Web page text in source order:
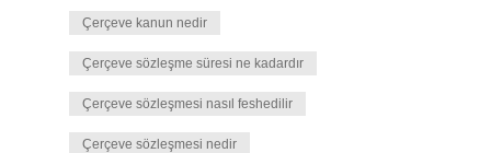
Çerçeve kanun nedir
Çerçeve sözleşme süresi ne kadardır
Çerçeve sözleşmesi nasıl feshedilir
Çerçeve sözleşmesi nedir